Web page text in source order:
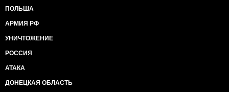
ПОЛЬША
АРМИЯ РФ
УНИЧТОЖЕНИЕ
РОССИЯ
АТАКА
ДОНЕЦКАЯ ОБЛАСТЬ